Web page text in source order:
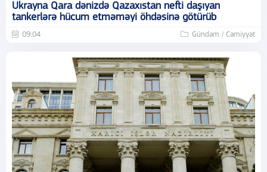
Ukrayna Qara dənizdə Qazaxıstan nefti daşıyan
tankerlərə hücum etməməyi öhdəsinə götürüb
09:04 Gündəm / Cəmiyyət